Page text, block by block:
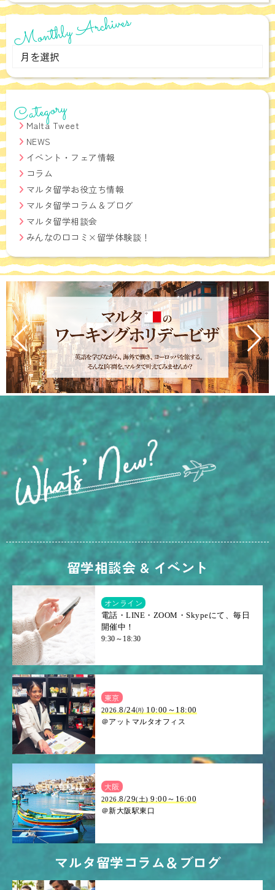
Monthly Archives
Monthly
Archives
Category
Malta Tweet
NEWS
イベント・フェア情報
コラム
マルタ留学お役立ち情報
マルタ留学コラム＆ブログ
マルタ留学相談会
みんなの口コミ×留学体験談！
留学相談会 & イベント
オンライン
電話・LINE・ZOOM・Skypeにて、毎日
開催中！
9:30～18:30
東京
2026.8/24㈪ 10:00～18:00
＠アットマルタオフィス
大阪
2026.8/29(土) 9:00～16:00
＠新大阪駅東口
マルタ留学コラム＆ブログ